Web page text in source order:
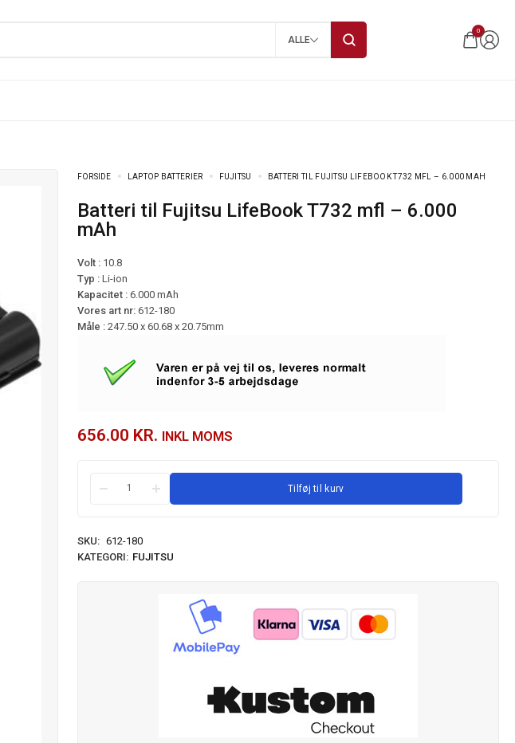
ALLE
0
FORSIDE LAPTOP BATTERIER FUJITSU BATTERI TIL FUJITSU LIFEBOOK T732 MFL – 6.000 MAH
Batteri til Fujitsu LifeBook T732 mfl – 6.000
mAh
Volt :10.8
Typ : Li-ion
Kapacitet : 6.000 mAh
Vores art nr: 612-180
Måle : 247.50 x 60.68 x 20.75mm
656.00 KR. INKL MOMS
Tilføj til kurv
SKU: 612-180
KATEGORI: FUJITSU